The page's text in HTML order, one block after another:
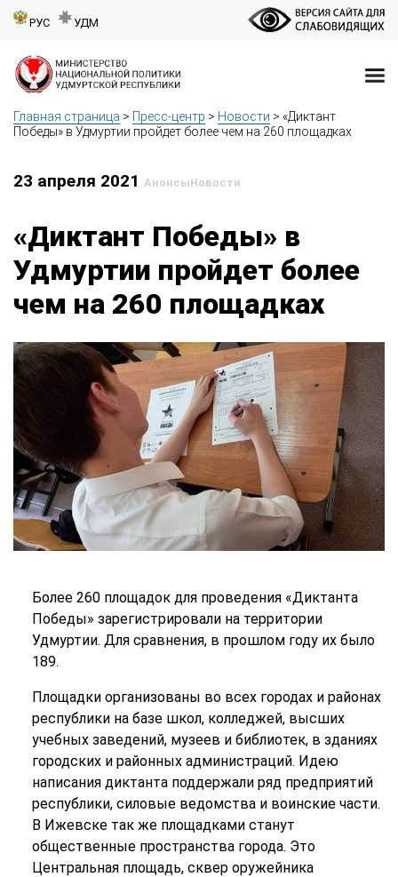
РУС УДМ
Главная страница > Пресс-центр > Новости > «Диктант
Победы» в Удмуртии пройдет более чем на 260 площадках
23 апреля 2021 АнонсыНовости
«Диктант Победы» в
Удмуртии пройдет более
чем на 260 площадках
Более 260 площадок для проведения «Диктанта
Победы» зарегистрировали на территории
Удмуртии. Для сравнения, в прошлом году их было
189.
Площадки организованы во всех городах и районах
республики на базе школ, колледжей, высших
учебных заведений, музеев и библиотек, в зданиях
городских и районных администраций. Идею
написания диктанта поддержали ряд предприятий
республики, силовые ведомства и воинские части.
В Ижевске так же площадками станут
общественные пространства города. Это
Центральная площадь, сквер оружейника